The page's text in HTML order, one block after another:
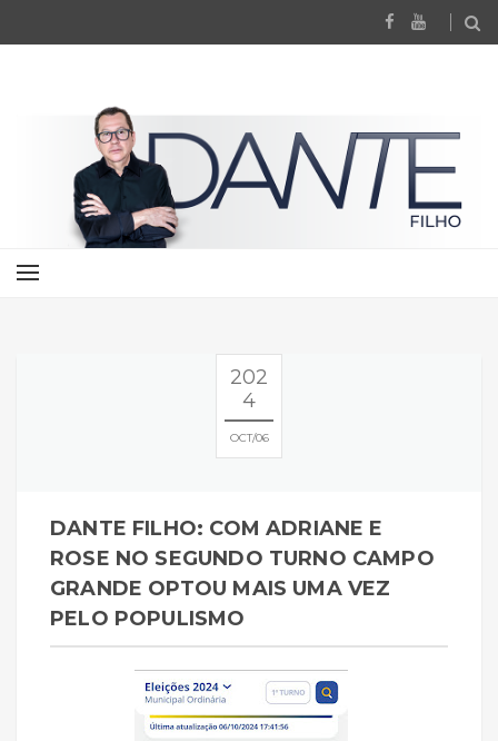
202
4
OCT 06
DANTE FILHO: COM ADRIANE E
ROSE NO SEGUNDO TURNO CAMPO
GRANDE OPTOU MAIS UMA VEZ
PELO POPULISMO